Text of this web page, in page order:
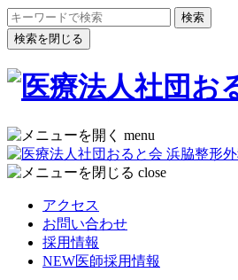
検索を閉じる
menu
close
アクセス
お問い合わせ
採用情報
NEW医師採用情報